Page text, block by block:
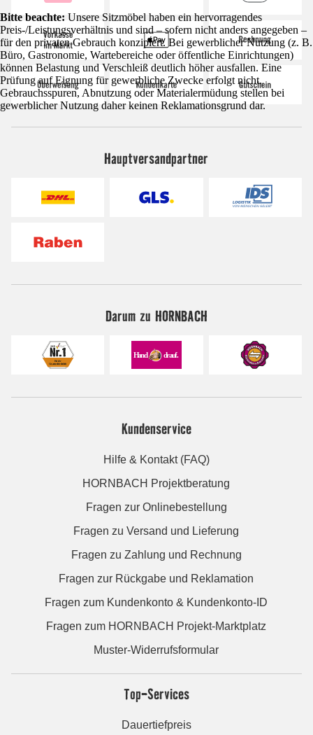
Bitte beachte: Unsere Sitzmöbel haben ein hervorragendes
Preis-/Leistungsverhältnis und sind – sofern nicht anders angegeben –
für den privaten Gebrauch konzipiert. Bei gewerblicher Nutzung (z. B.
Büro, Gastronomie, Wartebereiche oder öffentliche Einrichtungen)
können Belastung und Verschleiß deutlich höher ausfallen. Eine
Prüfung auf Eignung für gewerbliche Zwecke erfolgt nicht.
Gebrauchsspuren, Abnutzung oder Materialermüdung stellen bei
gewerblicher Nutzung daher keinen Reklamationsgrund dar.
Hauptversandpartner
Darum zu HORNBACH
Kundenservice
Hilfe & Kontakt (FAQ)
HORNBACH Projektberatung
Fragen zur Onlinebestellung
Fragen zu Versand und Lieferung
Fragen zu Zahlung und Rechnung
Fragen zur Rückgabe und Reklamation
Fragen zum Kundenkonto & Kundenkonto-ID
Fragen zum HORNBACH Projekt-Marktplatz
Muster-Widerrufsformular
Top-Services
Dauertiefpreis